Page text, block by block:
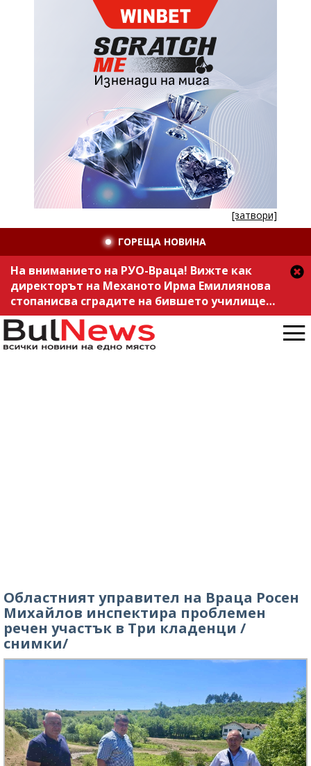
[затвори]
ГОРЕЩА НОВИНА
На вниманието на РУО-Враца! Вижте как
директорът на Механото Ирма Емилиянова
стопанисва сградите на бившето училище
„Антон Иванов“, ситуацията е скандална /
снимки/
Областният управител на Враца Росен
Михайлов инспектира проблемен
речен участък в Три кладенци /
снимки/